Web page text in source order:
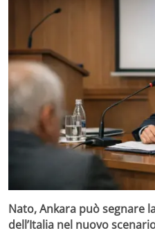
Nato, Ankara può segnare
dell’Italia nel nuovo